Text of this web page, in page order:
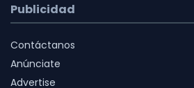
Publicidad
Contáctanos
Anúnciate
Advertise